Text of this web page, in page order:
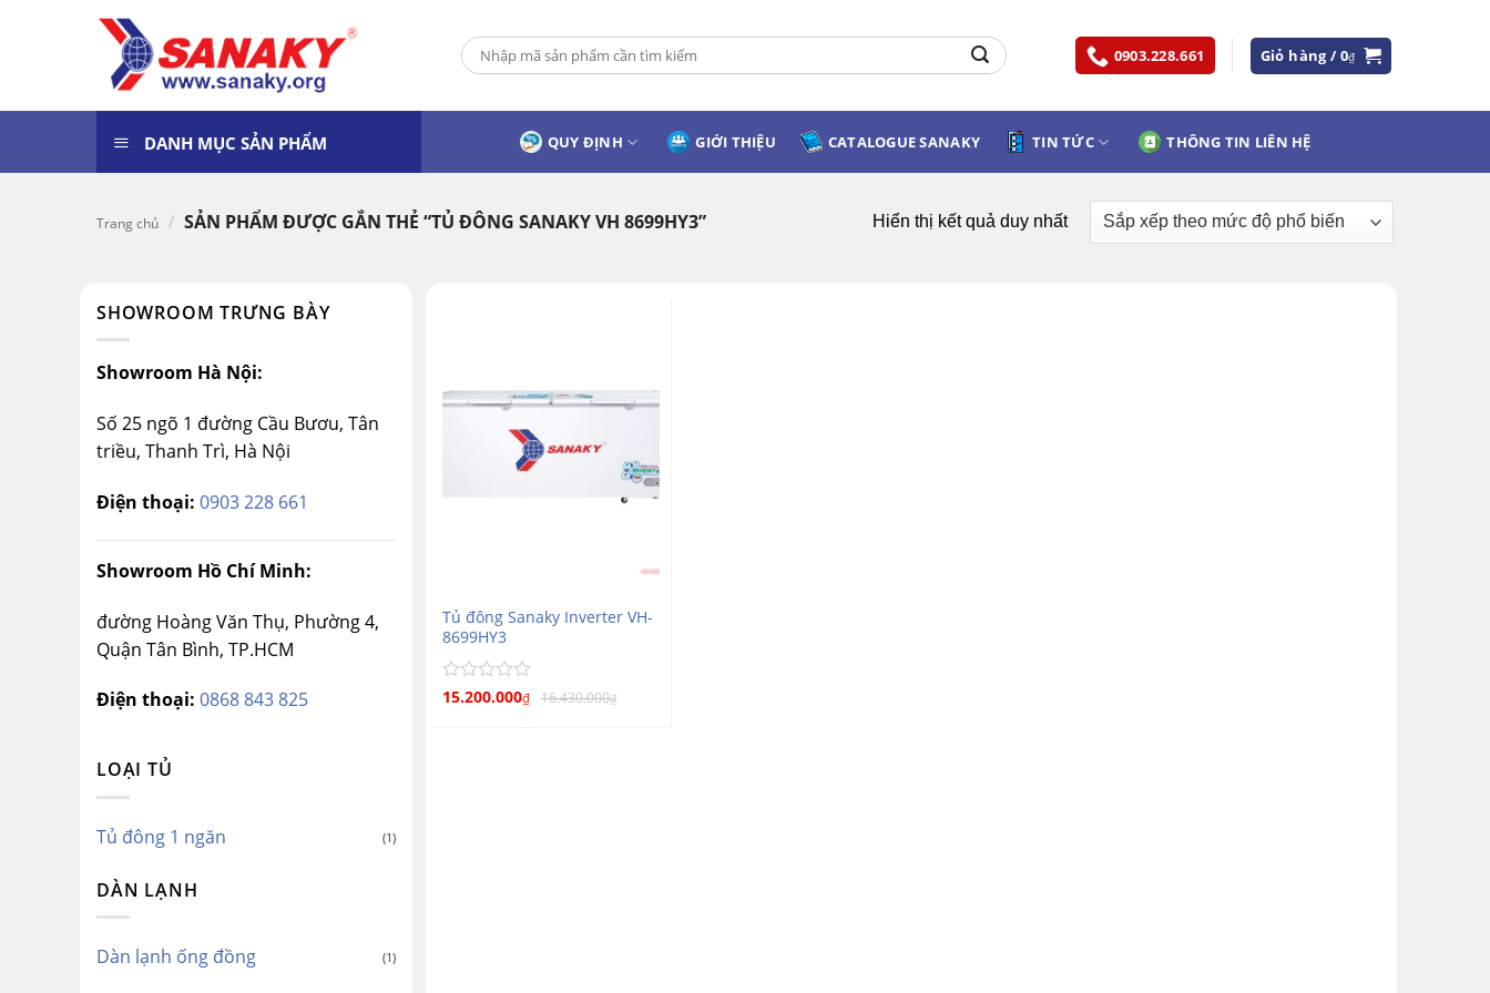
Tìm
kiếm:
0903.228.661 Giỏ hàng /0₫
DANH MỤC SẢN PHẨM QUY ĐỊNH GIỚI THIỆU CATALOGUE SANAKY TIN TỨC THÔNG TIN LIÊN HỆ
Trang chủ / SẢN PHẨM ĐƯỢC GẮN THẺ “TỦ ĐÔNG SANAKY VH 8699HY3” Hiển thị kết quả duy nhất
SHOWROOM TRƯNG BÀY
Showroom Hà Nội:
Số 25 ngõ 1 đường Cầu Bươu, Tân
triều, Thanh Trì, Hà Nội
Điện thoại: 0903 228 661
Showroom Hồ Chí Minh:
đường Hoàng Văn Thụ, Phường 4,
Quận Tân Bình, TP.HCM
Điện thoại: 0868 843 825
LOẠI TỦ
Tủ đông 1 ngăn (1)
DÀN LẠNH
Dàn lạnh ống đồng (1)
Tủ đông Sanaky Inverter VH-
8699HY3
Được
15.200.000₫ 16.430.000₫